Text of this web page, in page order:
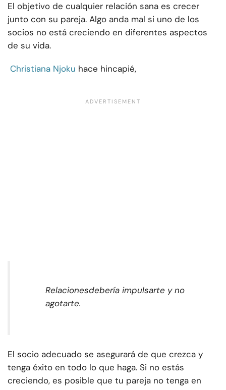
El objetivo de cualquier relación sana es crecer
junto con su pareja. Algo anda mal si uno de los
socios no está creciendo en diferentes aspectos
de su vida.
Christiana Njoku hace hincapié,
Relacionesdebería impulsarte y no
agotarte.
El socio adecuado se asegurará de que crezca y
tenga éxito en todo lo que haga. Si no estás
creciendo, es posible que tu pareja no tenga en